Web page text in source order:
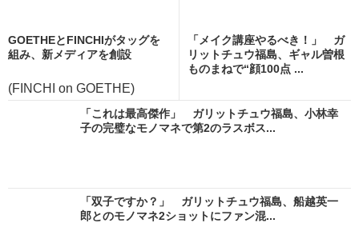
GOETHEとFINCHIがタッグを
組み、新メディアを創設
(FINCHI on GOETHE)
「メイク講座やるべき！」 ガ
リットチュウ福島、ギャル曽根
ものまねで“顔100点 ...
「これは最高傑作」 ガリットチュウ福島、小林幸
子の完璧なモノマネで第2のラスボス...
「双子ですか？」 ガリットチュウ福島、船越英一
郎とのモノマネ2ショットにファン混...